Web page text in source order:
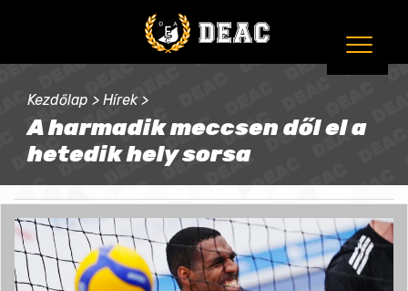
Kezdőlap > Hírek >
A harmadik meccsen dől el a
hetedik hely sorsa